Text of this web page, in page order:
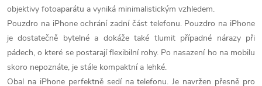
objektivy fotoaparátu a vyniká minimalistickým vzhledem.
Pouzdro na iPhone ochrání zadní část telefonu. Pouzdro na iPhone
je dostatečně bytelné a dokáže také tlumit případné nárazy při
pádech, o které se postarají flexibilní rohy. Po nasazení ho na mobilu
skoro nepoznáte, je stále kompaktní a lehké.
Obal na iPhone perfektně sedí na telefonu. Je navržen přesně pro